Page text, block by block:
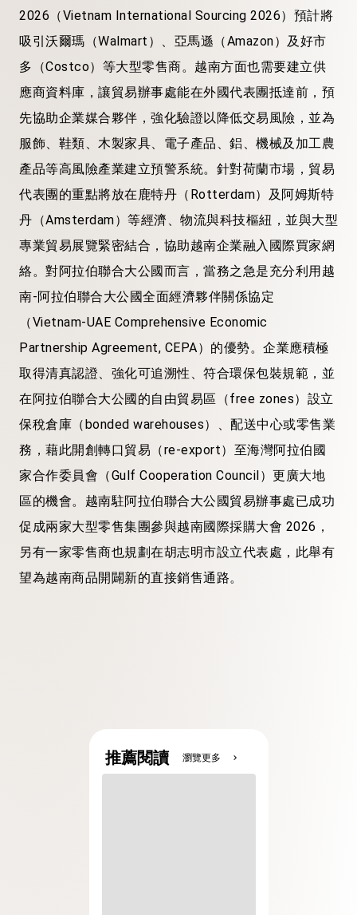
2026（Vietnam International Sourcing 2026）預計將
吸引沃爾瑪（Walmart）、亞馬遜（Amazon）及好市
多（Costco）等大型零售商。越南方面也需要建立供
應商資料庫，讓貿易辦事處能在外國代表團抵達前，預
先協助企業媒合夥伴，強化驗證以降低交易風險，並為
服飾、鞋類、木製家具、電子產品、鋁、機械及加工農
產品等高風險產業建立預警系統。針對荷蘭市場，貿易
代表團的重點將放在鹿特丹（Rotterdam）及阿姆斯特
丹（Amsterdam）等經濟、物流與科技樞紐，並與大型
專業貿易展覽緊密結合，協助越南企業融入國際買家網
絡。對阿拉伯聯合大公國而言，當務之急是充分利用越
南-阿拉伯聯合大公國全面經濟夥伴關係協定
（Vietnam-UAE Comprehensive Economic
Partnership Agreement, CEPA）的優勢。企業應積極
取得清真認證、強化可追溯性、符合環保包裝規範，並
在阿拉伯聯合大公國的自由貿易區（free zones）設立
保稅倉庫（bonded warehouses）、配送中心或零售業
務，藉此開創轉口貿易（re-export）至海灣阿拉伯國
家合作委員會（Gulf Cooperation Council）更廣大地
區的機會。越南駐阿拉伯聯合大公國貿易辦事處已成功
促成兩家大型零售集團參與越南國際採購大會 2026，
另有一家零售商也規劃在胡志明市設立代表處，此舉有
望為越南商品開闢新的直接銷售通路。
推薦閱讀 瀏覽更多 chevron_right